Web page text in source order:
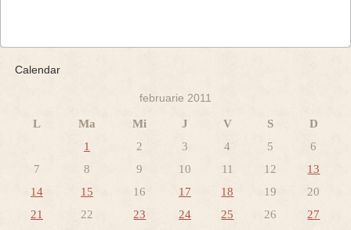
Calendar
februarie 2011
L Ma Mi J V S
D
1
2 3 4 5
6
7
8 9 10 11 12
13
14
15 16 17 18 19
20
21
22 23 24 25 26
27